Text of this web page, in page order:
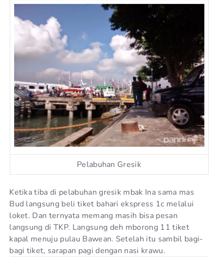
Pelabuhan Gresik
Ketika tiba di pelabuhan gresik mbak Ina sama mas
Bud langsung beli tiket bahari ekspress 1c melalui
loket. Dan ternyata memang masih bisa pesan
langsung di TKP. Langsung deh mborong 11 tiket
kapal menuju pulau Bawean. Setelah itu sambil bagi-
bagi tiket, sarapan pagi dengan nasi krawu.